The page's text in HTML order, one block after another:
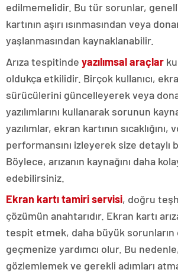
edilmemelidir. Bu tür sorunlar,
kartının aşırı ısınmasından veya
yaşlanmasından kaynaklanabilir.
Arıza tespitinde yazılımsal araçlar
oldukça etkilidir. Birçok kullanıcı,
sürücülerini güncelleyerek veya
yazılımlarını kullanarak sorunun
yazılımlar, ekran kartının sıcaklığını,
performansını izleyerek size detaylı
Böylece, arızanın kaynağını daha
edebilirsiniz.
Ekran kartı tamiri servisi, doğru
çözümün anahtarıdır. Ekran kartı
tespit etmek, daha büyük sorunların
geçmenize yardımcı olur. Bu
gözlemlemek ve gerekli adımları